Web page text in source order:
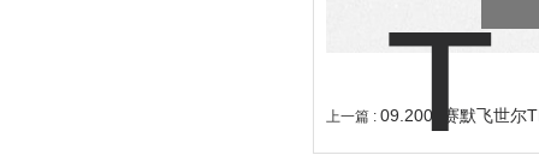
上一篇 : 09.2005赛默飞世尔